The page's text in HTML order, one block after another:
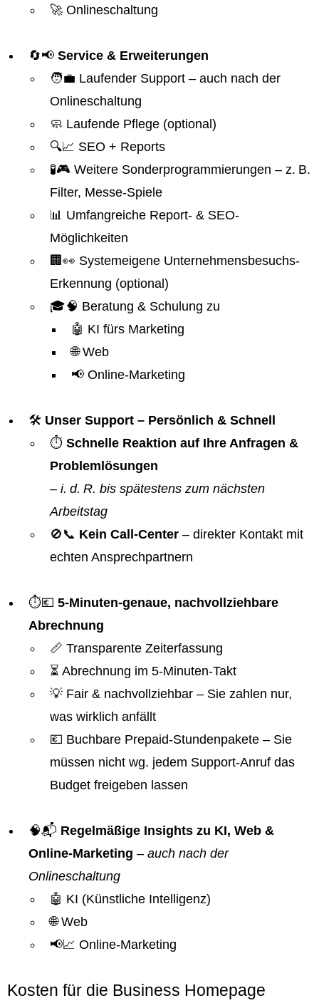
🚀 Onlineschaltung
🔄📢 Service & Erweiterungen
🧑‍💼 Laufender Support – auch nach der
Onlineschaltung
🧼 Laufende Pflege (optional)
🔍📈 SEO + Reports
🧪🎮 Weitere Sonderprogrammierungen – z. B.
Filter, Messe-Spiele
📊 Umfangreiche Report- & SEO-
Möglichkeiten
🏢👀 Systemeigene Unternehmensbesuchs-
Erkennung (optional)
🎓🧠 Beratung & Schulung zu
🤖 KI fürs Marketing
🌐 Web
📢 Online-Marketing
🛠️ Unser Support – Persönlich & Schnell
⏱️ Schnelle Reaktion auf Ihre Anfragen &
Problemlösungen
– i. d. R. bis spätestens zum nächsten
Arbeitstag
🚫📞 Kein Call-Center – direkter Kontakt mit
echten Ansprechpartnern
⏱️💶 5-Minuten-genaue, nachvollziehbare
Abrechnung
📏 Transparente Zeiterfassung
⏳ Abrechnung im 5-Minuten-Takt
💡 Fair & nachvollziehbar – Sie zahlen nur,
was wirklich anfällt
💶 Buchbare Prepaid-Stundenpakete – Sie
müssen nicht wg. jedem Support-Anruf das
Budget freigeben lassen
🧠📬 Regelmäßige Insights zu KI, Web &
Online-Marketing – auch nach der
Onlineschaltung
🤖 KI (Künstliche Intelligenz)
🌐 Web
📢📈 Online-Marketing
Kosten für die Business Homepage